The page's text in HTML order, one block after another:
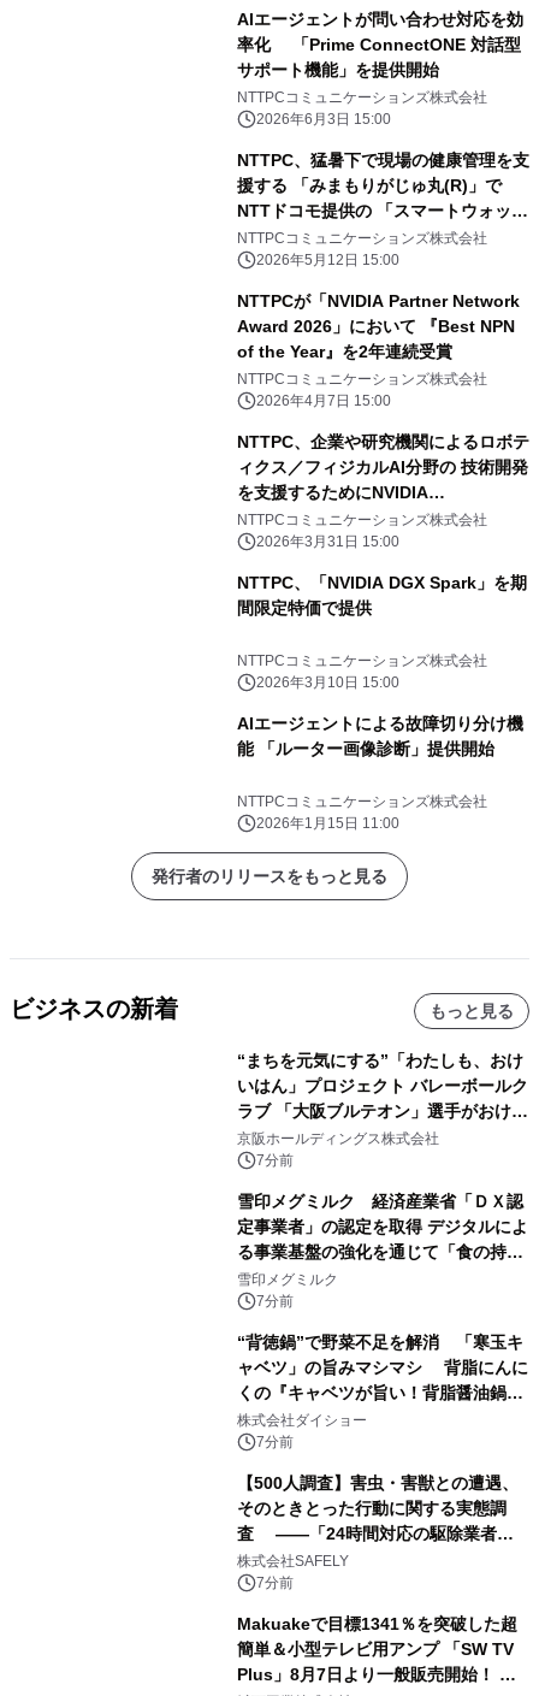
AIエージェントが問い合わせ対応を効
率化 「Prime ConnectONE 対話型
サポート機能」を提供開始
NTTPCコミュニケーションズ株式会社
2026年6月3日 15:00
NTTPC、猛暑下で現場の健康管理を支
援する 「みまもりがじゅ丸(R)」で
NTTドコモ提供の 「スマートウォッチ
01」をラインアップ
NTTPCコミュニケーションズ株式会社
2026年5月12日 15:00
NTTPCが「NVIDIA Partner Network
Award 2026」において 『Best NPN
of the Year』を2年連続受賞
NTTPCコミュニケーションズ株式会社
2026年4月7日 15:00
NTTPC、企業や研究機関によるロボテ
ィクス／フィジカルAI分野の 技術開発
を支援するためにNVIDIA
Omniverse(TM)および Isaac Simをサ
ポートする仮想環境を提供開始
NTTPCコミュニケーションズ株式会社
2026年3月31日 15:00
NTTPC、「NVIDIA DGX Spark」を期
間限定特価で提供
NTTPCコミュニケーションズ株式会社
2026年3月10日 15:00
AIエージェントによる故障切り分け機
能 「ルーター画像診断」提供開始
NTTPCコミュニケーションズ株式会社
2026年1月15日 11:00
発行者のリリースをもっと見る
ビジネスの新着 もっと見る
“まちを元気にする”「わたしも、おけ
いはん」プロジェクト バレーボールク
ラブ 「大阪ブルテオン」選手がおけい
はんに。
京阪ホールディングス株式会社
7分前
雪印メグミルク 経済産業省「ＤＸ認
定事業者」の認定を取得 デジタルによ
る事業基盤の強化を通じて「食の持続
性」を実現
雪印メグミルク
7分前
“背徳鍋”で野菜不足を解消 「寒玉キ
ャベツ」の旨みマシマシ 背脂にんに
くの『キャベツが旨い！背脂醤油鍋ス
ープ』発売
株式会社ダイショー
7分前
【500人調査】害虫・害獣との遭遇、
そのときとった行動に関する実態調
査 ――「24時間対応の駆除業者」
の存在、70.8％が知らなかった――
株式会社SAFELY
7分前
Makuakeで目標1341％を突破した超
簡単＆小型テレビ用アンプ 「SW TV
Plus」8月7日より一般販売開始！ ケ